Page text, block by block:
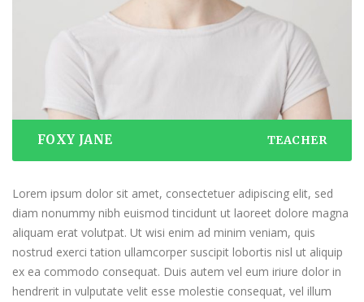
FOXY JANE TEACHER
Lorem ipsum dolor sit amet, consectetuer adipiscing elit, sed
diam nonummy nibh euismod tincidunt ut laoreet dolore magna
aliquam erat volutpat. Ut wisi enim ad minim veniam, quis
nostrud exerci tation ullamcorper suscipit lobortis nisl ut aliquip
ex ea commodo consequat. Duis autem vel eum iriure dolor in
hendrerit in vulputate velit esse molestie consequat, vel illum